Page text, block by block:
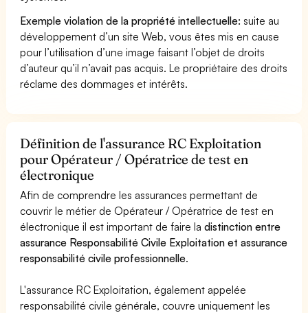
Exemple violation de la propriété intellectuelle: suite au
développement d’un site Web, vous êtes mis en cause
pour l’utilisation d’une image faisant l’objet de droits
d’auteur qu’il n’avait pas acquis. Le propriétaire des droits
réclame des dommages et intérêts.
Définition de l'assurance RC Exploitation
pour Opérateur / Opératrice de test en
électronique
Afin de comprendre les assurances permettant de
couvrir le métier de Opérateur / Opératrice de test en
électronique il est important de faire ladistinction entre
assurance Responsabilité Civile Exploitation et assurance
responsabilité civile professionnelle.
L'assurance RC Exploitation, également appelée
responsabilité civile générale, couvre uniquement les